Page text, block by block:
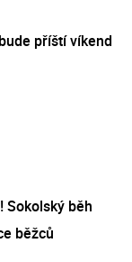
příští víkend
Sokolský běh
běžců